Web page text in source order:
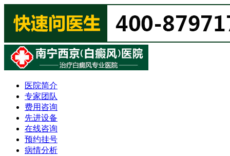
医院简介
专家团队
费用咨询
先进设备
在线咨询
预约挂号
病情分析